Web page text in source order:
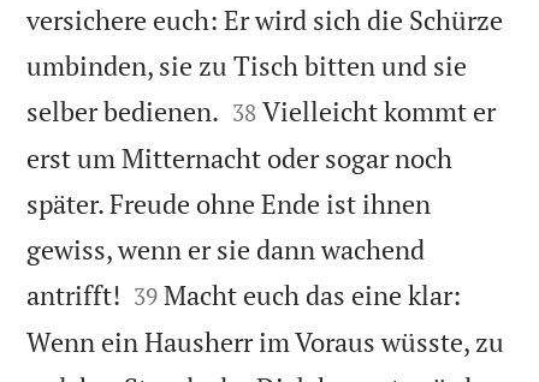
versichere euch: Er wird sich die Schürze
umbinden, sie zu Tisch bitten und sie
selber bedienen. 

38 Vielleicht kommt er
erst um Mitternacht oder sogar noch
später. Freude ohne Ende ist ihnen
gewiss, wenn er sie dann wachend
antrifft! 

39 Macht euch das eine klar:
Wenn ein Hausherr im Voraus wüsste, zu